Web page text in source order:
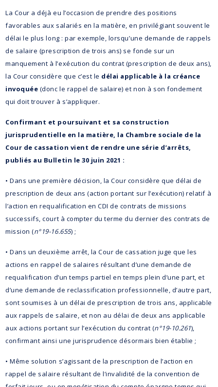
La Cour a déjà eu l’occasion de prendre des positions
favorables aux salariés en la matière, en privilégiant souvent le
délai le plus long : par exemple, lorsqu’une demande de rappels
de salaire (prescription de trois ans) se fonde sur un
manquement à l’exécution du contrat (prescription de deux ans),
la Cour considère que c’est le délai applicable à la créance
invoquée (donc le rappel de salaire) et non à son fondement
qui doit trouver à s’appliquer.
Confirmant et poursuivant et sa construction
jurisprudentielle en la matière, la Chambre sociale de la
Cour de cassation vient de rendre une série d’arrêts,
publiés au Bulletin le 30 juin 2021 :
• Dans une première décision, la Cour considère que délai de
prescription de deux ans (action portant sur l’exécution) relatif à
l’action en requalification en CDI de contrats de missions
successifs, court à compter du terme du dernier des contrats de
mission (n°19-16.655) ;
• Dans un deuxième arrêt, la Cour de cassation juge que les
actions en rappel de salaires résultant d’une demande de
requalification d’un temps partiel en temps plein d’une part, et
d’une demande de reclassification professionnelle, d’autre part,
sont soumises à un délai de prescription de trois ans, applicable
aux rappels de salaire, et non au délai de deux ans applicable
aux actions portant sur l’exécution du contrat (n°19-10.261),
confirmant ainsi une jurisprudence désormais bien établie ;
• Même solution s’agissant de la prescription de l’action en
rappel de salaire résultant de l’invalidité de la convention de